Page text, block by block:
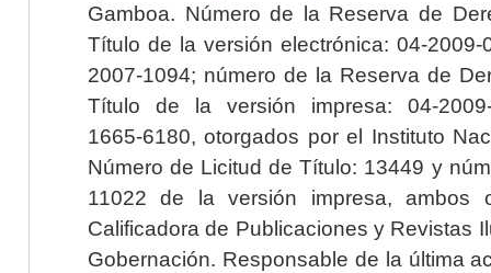
Gamboa. Número de la Reserva de
Título de la versión electrónica: 04-2009-
2007-1094; número de la Reserva de
Título de la versión impresa: 04-2009-
1665-6180, otorgados por el Instituto
Número de Licitud de Título: 13449 y
11022 de la versión impresa, ambos
Calificadora de Publicaciones y Revistas
Gobernación. Responsable de la última